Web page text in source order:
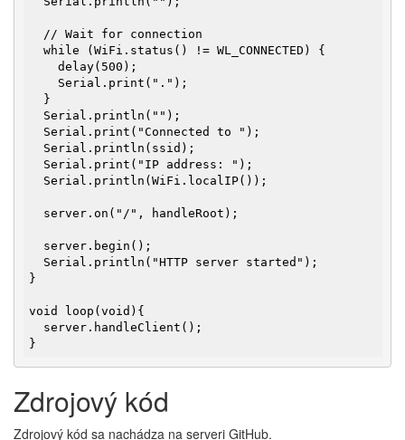
}
void loop(void){
}
Zdrojový kód
Zdrojový kód sa nachádza na serveri GitHub.